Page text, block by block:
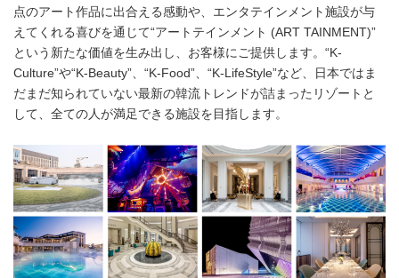
点のアート作品に出合える感動や、エンタテインメント施設が与
えてくれる喜びを通じて“アートテインメント (ART TAINMENT)”
という新たな価値を生み出し、お客様にご提供します。“K-
Culture”や“K-Beauty”、“K-Food”、“K-LifeStyle”など、日本ではま
だまだ知られていない最新の韓流トレンドが詰まったリゾートと
して、全ての人が満足できる施設を目指します。